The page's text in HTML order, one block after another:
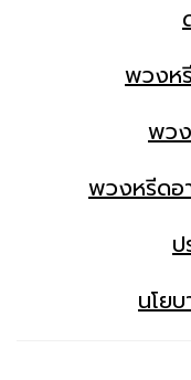
พวงห
พว
พวงหรีดอ
นโย